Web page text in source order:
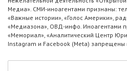
Медиа». СМИ-иноагентами признаны:
«Важные истории», «Голос Америки»,
«Медиазона», ОВД-инфо. Иноагентами
«Мемориал», «Аналитический Центр
Instagram и Facebook (Metа) запрещены